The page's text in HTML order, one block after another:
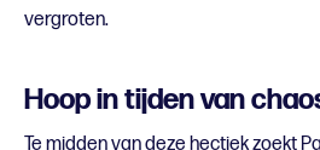
vergroten.
Hoop in tijden van
Te midden van deze hectiek zoekt